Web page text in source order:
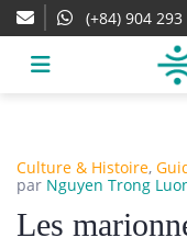
(+84) 904 293
Culture & Histoire,
par Nguyen Trong
Les